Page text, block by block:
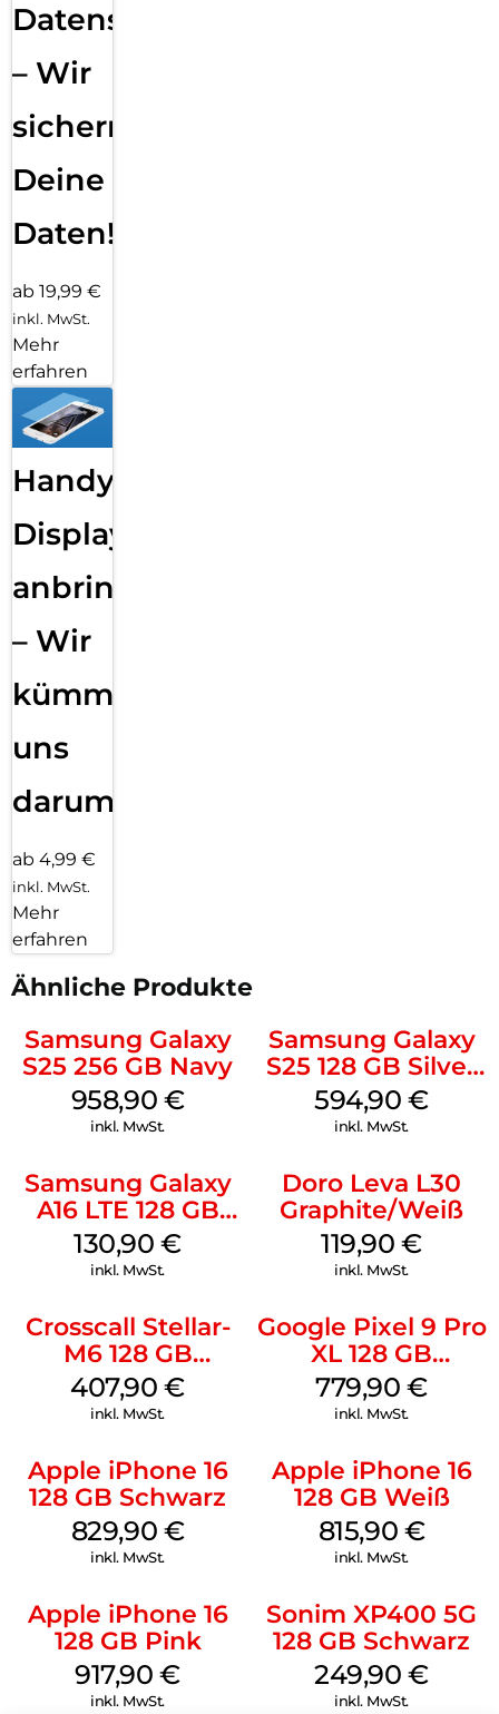
Datensicherung
– Wir
sichern
Deine
Daten!
ab 19,99 €
inkl. MwSt.
Mehr
erfahren
Handy
Displayfolie
anbringen
– Wir
kümmern
uns
darum!
ab 4,99 €
inkl. MwSt.
Mehr
erfahren
Ähnliche Produkte
Samsung Galaxy
S25 256 GB Navy
958,90 €
inkl. MwSt.
Samsung Galaxy
S25 128 GB Silver
Shadow
594,90€
inkl. MwSt.
Samsung Galaxy
A16 LTE 128 GB
Black
130,90€
inkl. MwSt.
Doro Leva L30
Graphite/Weiß
119,90€
inkl. MwSt.
Crosscall Stellar-
M6 128 GB
Schwarz
407,90€
inkl. MwSt.
Google Pixel 9 Pro
XL 128 GB
Obsidian
779,90€
inkl. MwSt.
Apple iPhone 16
128 GB Schwarz
829,90 €
inkl. MwSt.
Apple iPhone 16
128 GB Weiß
815,90 €
inkl. MwSt.
Apple iPhone 16
128 GB Pink
917,90€
inkl. MwSt.
Sonim XP400 5G
128 GB Schwarz
249,90€
inkl. MwSt.